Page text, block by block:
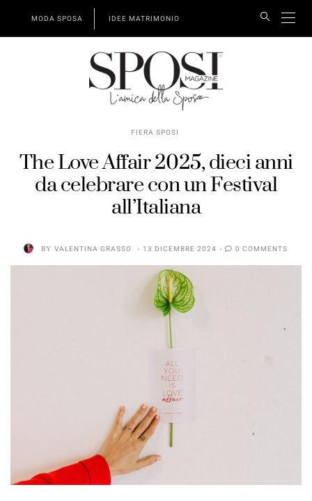
MODA SPOSA IDEE MATRIMONIO
FIERA SPOSI
The Love Affair 2025, dieci anni
da celebrare con un Festival
all’Italiana
BY VALENTINA GRASSO 13 DICEMBRE 2024 0 COMMENTS